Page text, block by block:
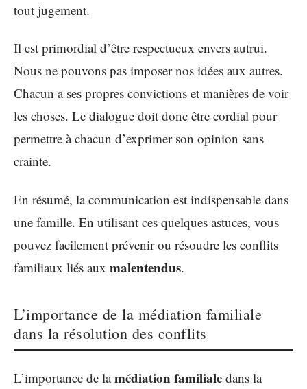
tout jugement.
Il est primordial d’être respectueux envers autrui.
Nous ne pouvons pas imposer nos idées aux autres.
Chacun a ses propres convictions et manières de voir
les choses. Le dialogue doit donc être cordial pour
permettre à chacun d’exprimer son opinion sans
crainte.
En résumé, la communication est indispensable dans
une famille. En utilisant ces quelques astuces, vous
pouvez facilement prévenir ou résoudre les conflits
familiaux liés aux malentendus.
L’importance de la médiation familiale
dans la résolution des conflits
L’importance de lamédiation familiale dans la